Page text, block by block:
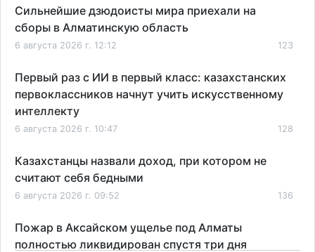
Сильнейшие дзюдоисты мира приехали на
сборы в Алматинскую область
6 августа 2026 г. 12:12 123
Первый раз с ИИ в первый класс: казахстанских
первоклассников начнут учить искусственному
интеллекту
6 августа 2026 г. 10:47 128
Казахстанцы назвали доход, при котором не
считают себя бедными
6 августа 2026 г. 09:52 136
Пожар в Аксайском ущелье под Алматы
полностью ликвидирован спустя три дня